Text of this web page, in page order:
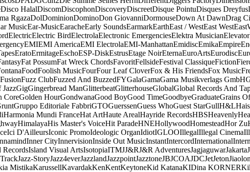
Disco HalalDiscomDiscophonDiscoveryDiscreetDisque PointuDisques Dreyfus
RgazaDolDominionDominoDon GiovanniDormouseDown At DawnDrag
MusicEar-MusicEaracheEarly SoundsEarmarkEarthEast / WestEast West
ElectricElectric BirdElectrolaElectronic EmergenciesElektra MusicianElevator
EMIEMI AmericaEMI ElectrolaEMI-ManhattanEmidiscEmikaEmpire
EratoErmitageEschoESP-DiskEstrusEtage NoirEternaEuroArtsEurodisc
Fat PossumFat Wreck ChordsFavoritFellsideFestival ClassiqueFiction
FoodFoolish MusicFourFour Leaf CloverFox & His FriendsFox Music
FusionFuzz ClubFuzzed And BuzzedFYGalaGamaGama Musikverlags GmbH
JazzGigGingerbread ManGlitterbeatGlitterhouseGlobalGlobal Records And
CoreGolden HourGondwanaGood BoyGood TimeGoodbyeGraduateGrains
Gruppo Editoriale FabbriGTOGuerssenGuess WhoGuest StarGullH&L
Harmonia Mundi FranceHat ArtHaute ArealHayride RecordsHBSHeavenly
HimalayaHis Master's VoiceHit ParadeHNEHollywoodHomesteadHor Zu
Ici D'AilleursIconic PromoIdeologic OrganIdiotIGLOOIllegalIllegal Cinema
Inner CityInnervisionInside Out MusicInstantIntercordInternational
RecordsIsland Visual ArtsIsotopiaITMJJ&RJ&R AdventuresJagjaguwarJakarta
Jazz-StoryJazz4everJazzlandJazzpointJazztoneJBJCOAJDCJetJeton
MistikaKarussellKavardakKenKentKeytoneKid KatanaKIDina KORNER